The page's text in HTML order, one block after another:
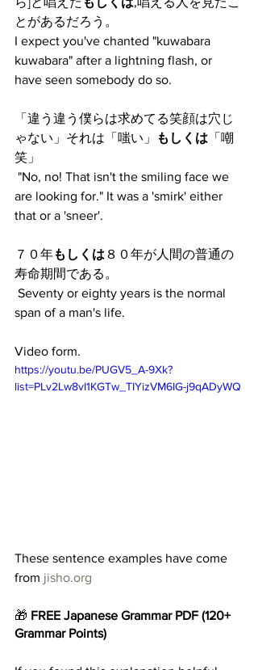
とがあるだろう。
I expect you've chanted "kuwabara
kuwabara" after a lightning flash, or
have seen somebody do so.
「違う違う僕らは求めてる笑顔は穴じ
ゃない」それは「嗤い」
もしくは 「嘲
笑」
are looking for." It was a 'smirk' either
that or a 'sneer'.
７０年もしくは ８０年が人間の普通の
寿命期間である。
span of a man's life.
Video form.
https://youtu.be/PUGV5_A-9Xk?
list=PLv2Lw8vI1KGTw_TIYizVM6IG-j9qADyWQ
These sentence examples have come
from jisho.org
🎁 FREE Japanese Grammar PDF (120+
Grammar Points)